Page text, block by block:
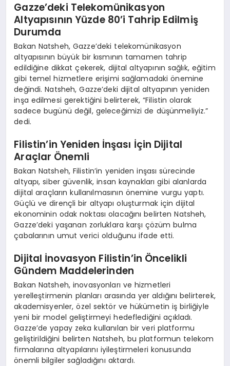
Gazze’deki Telekomünikasyon
Altyapısının Yüzde 80’i Tahrip Edilmiş
Durumda
Bakan Natsheh, Gazze’deki telekomünikasyon
altyapısının büyük bir kısmının tamamen tahrip
edildiğine dikkat çekerek, dijital altyapının sağlık, eğitim
gibi temel hizmetlere erişimi sağlamadaki önemine
değindi. Natsheh, Gazze’deki dijital altyapının yeniden
inşa edilmesi gerektiğini belirterek, “Filistin olarak
sadece bugünü değil, geleceğimizi de düşünmeliyiz.”
dedi.
Filistin’in Yeniden İnşası İçin Dijital
Araçlar Önemli
Bakan Natsheh, Filistin’in yeniden inşası sürecinde
altyapı, siber güvenlik, insan kaynakları gibi alanlarda
dijital araçların kullanılmasının önemine vurgu yaptı.
Güçlü ve dirençli bir altyapı oluşturmak için dijital
ekonominin odak noktası olacağını belirten Natsheh,
Gazze’deki yaşanan zorluklara karşı çözüm bulma
çabalarının umut verici olduğunu ifade etti.
Dijital İnovasyon Filistin’in Öncelikli
Gündem Maddelerinden
Bakan Natsheh, inovasyonları ve hizmetleri
yerelleştirmenin planları arasında yer aldığını belirterek,
akademisyenler, özel sektör ve hükümetin iş birliğiyle
yeni bir model geliştirmeyi hedeflediğini açıkladı.
Gazze’de yapay zeka kullanılan bir veri platformu
geliştirildiğini belirten Natsheh, bu platformun telekom
firmalarına altyapılarını iyileştirmeleri konusunda
önemli bilgiler sağladığını aktardı.